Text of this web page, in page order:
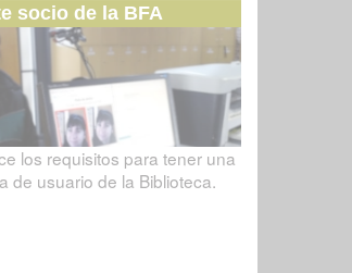
socio de la BFA
los requisitos para tener una
de usuario de la Biblioteca.